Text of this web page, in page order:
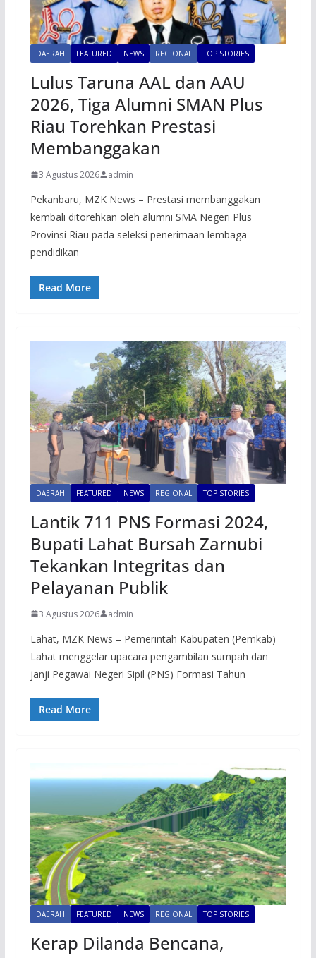
DAERAH FEATURED NEWS REGIONAL TOP STORIES
Lulus Taruna AAL dan AAU
2026, Tiga Alumni SMAN Plus
Riau Torehkan Prestasi
Membanggakan
3 Agustus 2026 admin
Pekanbaru, MZK News – Prestasi membanggakan
kembali ditorehkan oleh alumni SMA Negeri Plus
Provinsi Riau pada seleksi penerimaan lembaga
pendidikan
Read More
DAERAH FEATURED NEWS REGIONAL TOP STORIES
Lantik 711 PNS Formasi 2024,
Bupati Lahat Bursah Zarnubi
Tekankan Integritas dan
Pelayanan Publik
3 Agustus 2026 admin
Lahat, MZK News – Pemerintah Kabupaten (Pemkab)
Lahat menggelar upacara pengambilan sumpah dan
janji Pegawai Negeri Sipil (PNS) Formasi Tahun
Read More
DAERAH FEATURED NEWS REGIONAL TOP STORIES
Kerap Dilanda Bencana,